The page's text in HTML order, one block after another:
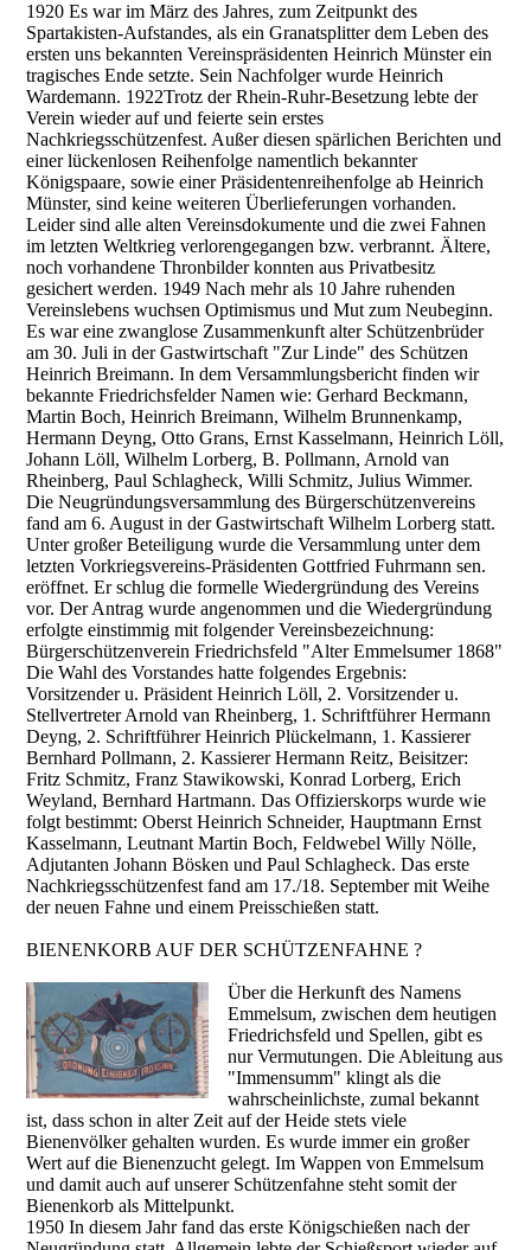
1920 Es war im März des Jahres, zum Zeitpunkt des
Spartakisten-Aufstandes, als ein Granatsplitter dem Leben des
ersten uns bekannten Vereinspräsidenten Heinrich Münster ein
tragisches Ende setzte. Sein Nachfolger wurde Heinrich
Wardemann. 1922Trotz der Rhein-Ruhr-Besetzung lebte der
Verein wieder auf und feierte sein erstes
Nachkriegsschützenfest. Außer diesen spärlichen Berichten und
einer lückenlosen Reihenfolge namentlich bekannter
Königspaare, sowie einer Präsidentenreihenfolge ab Heinrich
Münster, sind keine weiteren Überlieferungen vorhanden.
Leider sind alle alten Vereinsdokumente und die zwei Fahnen
im letzten Weltkrieg verlorengegangen bzw. verbrannt. Ältere,
noch vorhandene Thronbilder konnten aus Privatbesitz
gesichert werden. 1949 Nach mehr als 10 Jahre ruhenden
Vereinslebens wuchsen Optimismus und Mut zum Neubeginn.
Es war eine zwanglose Zusammenkunft alter Schützenbrüder
am 30. Juli in der Gastwirtschaft "Zur Linde" des Schützen
Heinrich Breimann. In dem Versammlungsbericht finden wir
bekannte Friedrichsfelder Namen wie: Gerhard Beckmann,
Martin Boch, Heinrich Breimann, Wilhelm Brunnenkamp,
Hermann Deyng, Otto Grans, Ernst Kasselmann, Heinrich Löll,
Johann Löll, Wilhelm Lorberg, B. Pollmann, Arnold van
Rheinberg, Paul Schlagheck, Willi Schmitz, Julius Wimmer.
Die Neugründungsversammlung des Bürgerschützenvereins
fand am 6. August in der Gastwirtschaft Wilhelm Lorberg statt.
Unter großer Beteiligung wurde die Versammlung unter dem
letzten Vorkriegsvereins-Präsidenten Gottfried Fuhrmann sen.
eröffnet. Er schlug die formelle Wiedergründung des Vereins
vor. Der Antrag wurde angenommen und die Wiedergründung
erfolgte einstimmig mit folgender Vereinsbezeichnung:
Bürgerschützenverein Friedrichsfeld "Alter Emmelsumer 1868"
Die Wahl des Vorstandes hatte folgendes Ergebnis:
Vorsitzender u. Präsident Heinrich Löll, 2. Vorsitzender u.
Stellvertreter Arnold van Rheinberg, 1. Schriftführer Hermann
Deyng, 2. Schriftführer Heinrich Plückelmann, 1. Kassierer
Bernhard Pollmann, 2. Kassierer Hermann Reitz, Beisitzer:
Fritz Schmitz, Franz Stawikowski, Konrad Lorberg, Erich
Weyland, Bernhard Hartmann. Das Offizierskorps wurde wie
folgt bestimmt: Oberst Heinrich Schneider, Hauptmann Ernst
Kasselmann, Leutnant Martin Boch, Feldwebel Willy Nölle,
Adjutanten Johann Bösken und Paul Schlagheck. Das erste
Nachkriegsschützenfest fand am 17./18. September mit Weihe
der neuen Fahne und einem Preisschießen statt.
BIENENKORB AUF DER SCHÜTZENFAHNE ?
Über die Herkunft des Namens
Emmelsum, zwischen dem heutigen
Friedrichsfeld und Spellen, gibt es
nur Vermutungen. Die Ableitung aus
"Immensumm" klingt als die
wahrscheinlichste, zumal bekannt
ist, dass schon in alter Zeit auf der Heide stets viele
Bienenvölker gehalten wurden. Es wurde immer ein großer
Wert auf die Bienenzucht gelegt. Im Wappen von Emmelsum
und damit auch auf unserer Schützenfahne steht somit der
Bienenkorb als Mittelpunkt.
1950 In diesem Jahr fand das erste Königschießen nach der